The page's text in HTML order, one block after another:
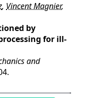
, Vincent Magnier,
by
for ill-
and